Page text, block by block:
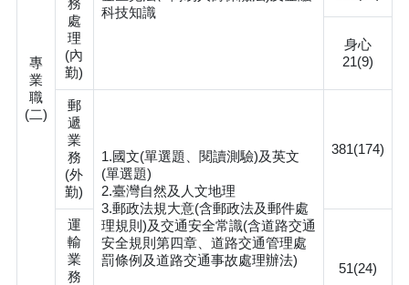
專
業
職
(二)
科技知識
務
處
理
(內
勤)
身心
21(9)
郵
遞
業
務
(外
勤)
1.國文(單選題、閱讀測驗)及英文
(單選題)
2.臺灣自然及人文地理
3.郵政法規大意(含郵政法及郵件處
理規則)及交通安全常識(含道路交通
安全規則第四章、道路交通管理處
罰條例及道路交通事故處理辦法)
381(174)
運
輸
業
務
51(24)